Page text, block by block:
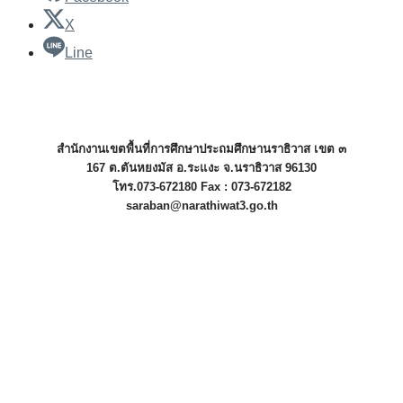
X
Line
สำนักงานเขตพื้นที่การศึกษาประถมศึกษานราธิวาส เขต ๓
167 ต.ตันหยงมัส อ.ระแงะ จ.นราธิวาส 96130
โทร.073-672180 Fax : 073-672182
saraban@narathiwat3.go.th